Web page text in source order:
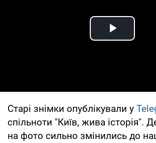
Play
Старі знімки опублікували у
спільноти "Київ, жива історія".
на фото сильно змінились до